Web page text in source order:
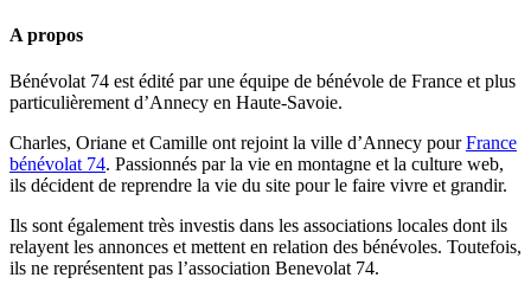
A propos
Bénévolat 74 est édité par une équipe de bénévole de France et plus
particulièrement d’Annecy en Haute-Savoie.
Charles, Oriane et Camille ont rejoint la ville d’Annecy pourFrance
bénévolat 74. Passionnés par la vie en montagne et la culture web,
ils décident de reprendre la vie du site pour le faire vivre et grandir.
Ils sont également très investis dans les associations locales dont ils
relayent les annonces et mettent en relation des bénévoles. Toutefois,
ils ne représentent pas l’association Benevolat 74.